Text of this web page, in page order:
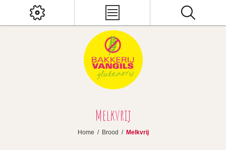
Melkvrij
Home / Brood / Melkvrij